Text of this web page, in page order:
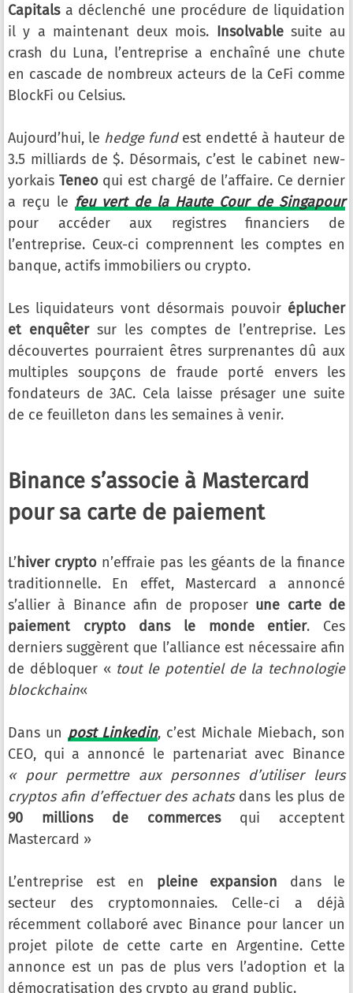
Capitalsa déclenché une procédure de liquidation
il y a maintenant deux mois. Insolvablesuite au
crash du Luna, l’entreprise a enchaîné une chute
en cascade de nombreux acteurs de la CeFi comme
BlockFi ou Celsius.
Aujourd’hui, le hedge fundest endetté à hauteur de
3.5 milliards de $. Désormais, c’est le cabinet new-
yorkais Teneoqui est chargé de l’affaire. Ce dernier
a reçu le feu vert de la Haute Cour de Singapour
pour accéder aux registres financiers de
l’entreprise. Ceux-ci comprennent les comptes en
banque, actifs immobiliers ou crypto.
Les liquidateurs vont désormais pouvoir éplucher
et enquêtersur les comptes de l’entreprise. Les
découvertes pourraient êtres surprenantes dû aux
multiples soupçons de fraude porté envers les
fondateurs de 3AC. Cela laisse présager une suite
de ce feuilleton dans les semaines à venir.
Binance s’associe à Mastercard
pour sa carte de paiement
L’hiver crypto n’effraie pas les géants de la finance
traditionnelle. En effet, Mastercard a annoncé
s’allier à Binance afin de proposer une carte de
paiement crypto dans le monde entier. Ces
derniers suggèrent que l’alliance est nécessaire afin
de débloquer « tout le potentiel de la technologie
blockchain«
Dans un post Linkedin, c’est Michale Miebach, son
CEO, qui a annoncé le partenariat avec Binance
« pour permettre aux personnes d’utiliser leurs
cryptos afin d’effectuer des achats dans les plus de
90 millions de commercesqui acceptent
Mastercard »
L’entreprise est en pleine expansion dans le
secteur des cryptomonnaies. Celle-ci a déjà
récemment collaboré avec Binance pour lancer un
projet pilote de cette carte en Argentine. Cette
annonce est un pas de plus vers l’adoption et la
démocratisation des crypto au grand public.